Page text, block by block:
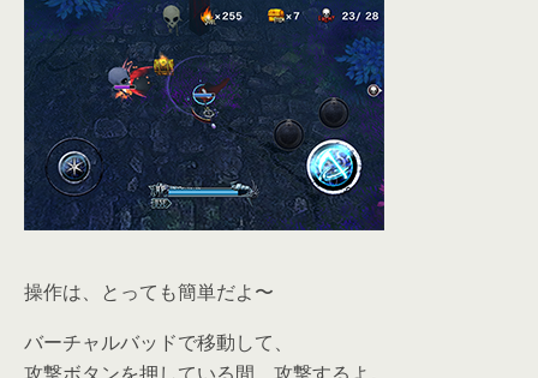
操作は、とっても簡単だよ〜
バーチャルバッドで移動して、